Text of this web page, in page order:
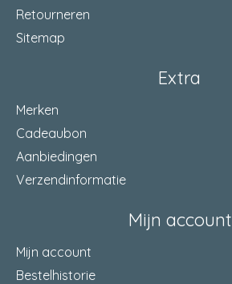
Retourneren
Sitemap
Extra
Merken
Cadeaubon
Aanbiedingen
Verzendinformatie
Mijn account
Mijn account
Bestelhistorie